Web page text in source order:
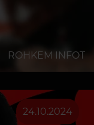
ROHKEM INFOT
24.10.2024